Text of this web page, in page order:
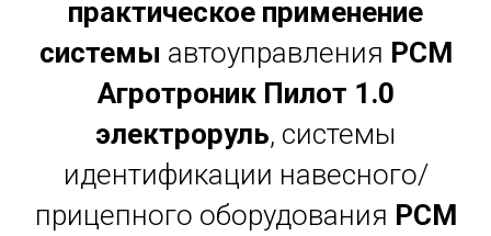
практическое применение
системы автоуправления РСМ
Агротроник Пилот 1.0
электроруль, системы
идентификации навесного/
прицепного оборудования РСМ